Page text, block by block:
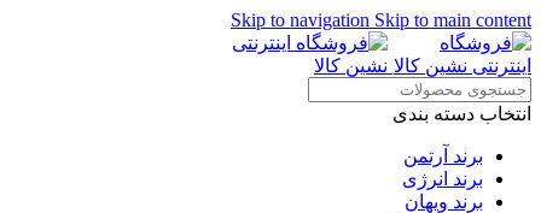
Skip to navigation Skip to main content
انتخاب دسته بندی
برند آرتمن
برند انرژی
برند ویهان